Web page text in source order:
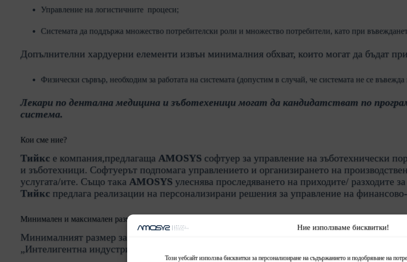
Ние използваме бисквитки!
Този уебсайт използва бисквитки за персонализиране на съдържанието и подобряване на
Управление на логистичните процеси;
Системата да поддържа множество потребителски роли и множество потребители, като при
Допълнителни хардуерни елементи извън минималния обхват, които могат да бъдат
Физически сървър, необходим за работата на системата (допустим в случай, че системата не се въвежда
Лекари по дентална медицина и зъботехеници могат да кандидатстват по
система.
Кои сме ние?
Тийкс е компания,предлагаща AMOSYS софтуер за управление на зъботехнически
и зъботехници. Софтуерът подпомага управлението и организирането на
услугата/ите. Също така AMOSYS улеснява проследяването на приходите/ разходите
Тийкс предлага реализации на персонализирани решения за управление на
Минимален и максимален размер на безвъзмездното финансиране
Минималният размер за безвъзмездното финансиране по Национален план за
„Интелигентна индустрия“ е 3000лв., а максималният размер за безвъзмездното